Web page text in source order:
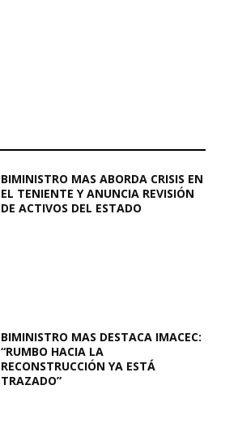
BIMINISTRO MAS ABORDA CRISIS EN
EL TENIENTE Y ANUNCIA REVISIÓN
DE ACTIVOS DEL ESTADO
BIMINISTRO MAS DESTACA IMACEC:
“RUMBO HACIA LA
RECONSTRUCCIÓN YA ESTÁ
TRAZADO”